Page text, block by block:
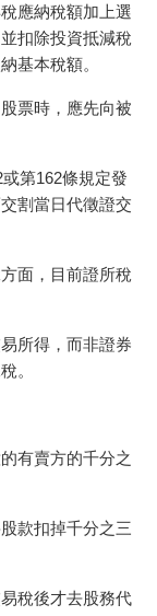
應納稅額加上選
扣除投資抵減稅
基本稅額。
票時，應先向被
第162條規定發
割當日代徵證交
面，目前證所稅
所得，而非證券
。
有賣方的千分之
款扣掉千分之三
稅後才去股務代